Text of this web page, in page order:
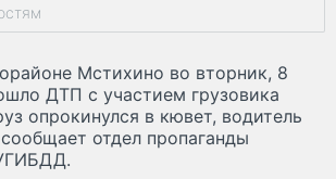
Мстихино во вторник, 8
ДТП с участием грузовика
опрокинулся в кювет, водитель
отдел пропаганды